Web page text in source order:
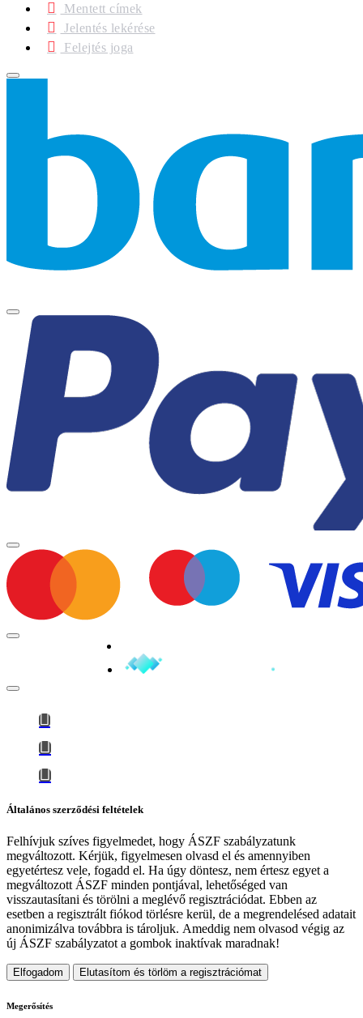
Mentett címek
Jelentés lekérése
Felejtés joga
Általános szerződési feltételek
Felhívjuk szíves figyelmedet, hogy ÁSZF szabályzatunk
megváltozott. Kérjük, figyelmesen olvasd el és amennyiben
egyetértesz vele, fogadd el. Ha úgy döntesz, nem értesz egyet a
megváltozott ÁSZF minden pontjával, lehetőséged van
visszautasítani és törölni a meglévő regisztrációdat. Ebben az
esetben a regisztrált fiókod törlésre kerül, de a megrendelésed adatait
anonimizálva továbbra is tároljuk. Ameddig nem olvasod végig az
új ÁSZF szabályzatot a gombok inaktívak maradnak!
Elfogadom Elutasítom és törlöm a regisztrációmat
Megerősítés